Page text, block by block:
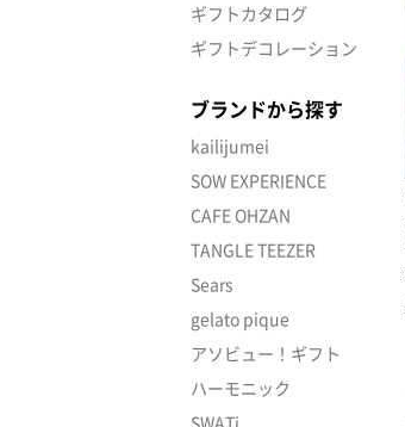
ギフトカタログ
ギフトデコレーション
ブランドから探す
kailijumei
SOW EXPERIENCE
CAFE OHZAN
TANGLE TEEZER
Sears
gelato pique
アソビュー！ギフト
ハーモニック
SWATi